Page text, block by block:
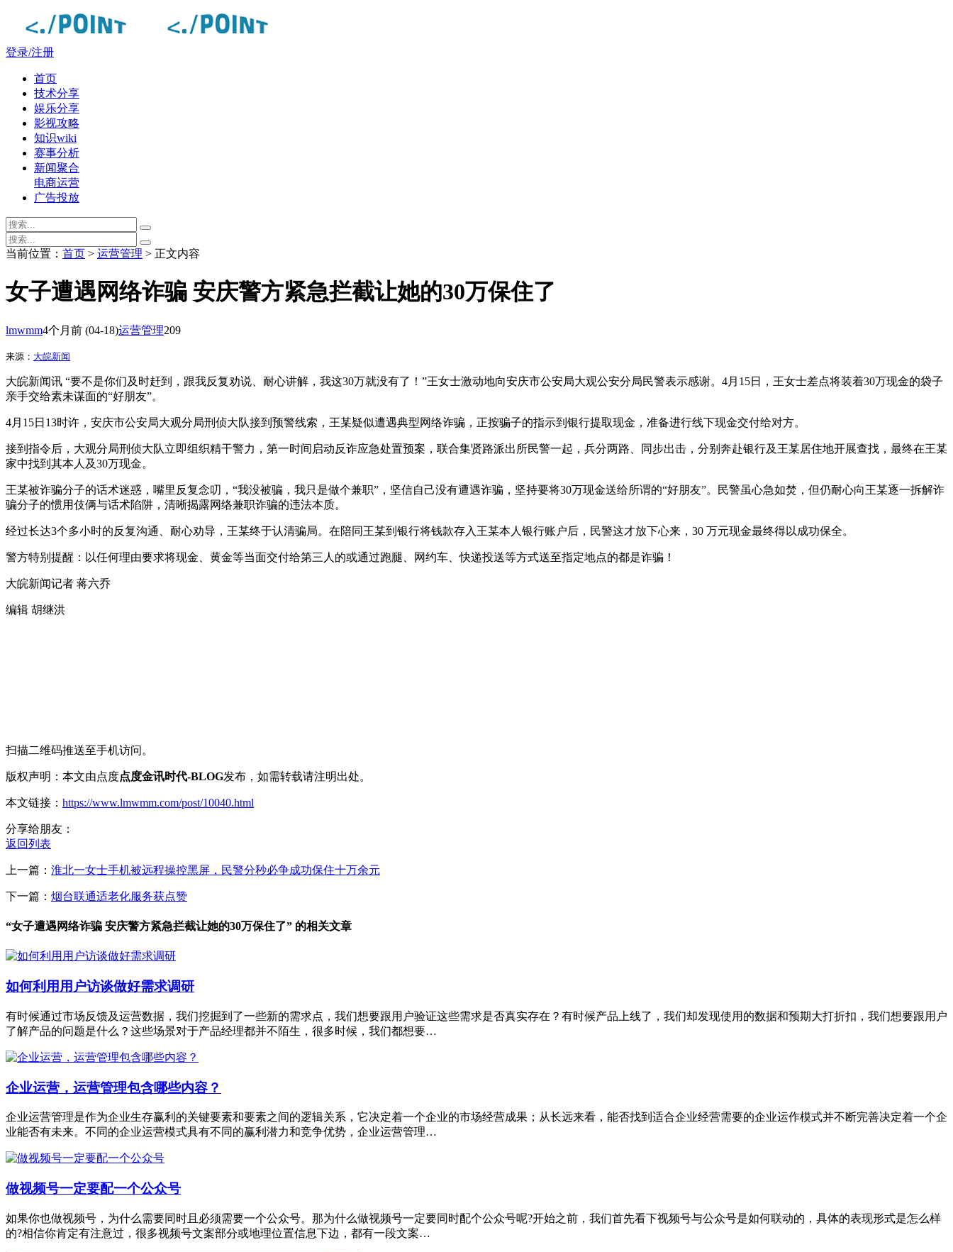
登录/注册
首页
技术分享
娱乐分享
影视攻略
知识wiki
赛事分析
新闻聚合
电商运营
广告投放
当前位置： 首页 > 运营管理 > 正文内容
女子遭遇网络诈骗 安庆警方紧急拦截让她的30万保住了
lmwmm4个月前 (04-18)运营管理209
来源： 大皖新闻
大皖新闻讯 “要不是你们及时赶到，跟我反复劝说、耐心讲解，我这30万就没有了！”王女士激动地向安庆市公安局大观公安分局民警表示感谢。4月15日，王女士差点将装着30万现金的袋子
亲手交给素未谋面的“好朋友”。
4月15日13时许，安庆市公安局大观分局刑侦大队接到预警线索，王某疑似遭遇典型网络诈骗，正按骗子的指示到银行提取现金，准备进行线下现金交付给对方。
接到指令后，大观分局刑侦大队立即组织精干警力，第一时间启动反诈应急处置预案，联合集贤路派出所民警一起，兵分两路、同步出击，分别奔赴银行及王某居住地开展查找，最终在王某
家中找到其本人及30万现金。
王某被诈骗分子的话术迷惑，嘴里反复念叨，“我没被骗，我只是做个兼职”，坚信自己没有遭遇诈骗，坚持要将30万现金送给所谓的“好朋友”。民警虽心急如焚，但仍耐心向王某逐一拆解诈
骗分子的惯用伎俩与话术陷阱，清晰揭露网络兼职诈骗的违法本质。
经过长达3个多小时的反复沟通、耐心劝导，王某终于认清骗局。在陪同王某到银行将钱款存入王某本人银行账户后，民警这才放下心来，30 万元现金最终得以成功保全。
警方特别提醒：以任何理由要求将现金、黄金等当面交付给第三人的或通过跑腿、网约车、快递投送等方式送至指定地点的都是诈骗！
大皖新闻记者 蒋六乔
编辑 胡继洪
扫描二维码推送至手机访问。
版权声明：本文由点度点度金讯时代-BLOG发布，如需转载请注明出处。
本文链接： https://www.lmwmm.com/post/10040.html
分享给朋友：
返回列表
上一篇： 淮北一女士手机被远程操控黑屏，民警分秒必争成功保住十万余元
下一篇： 烟台联通适老化服务获点赞
“女子遭遇网络诈骗 安庆警方紧急拦截让她的30万保住了” 的相关文章
如何利用用户访谈做好需求调研
有时候通过市场反馈及运营数据，我们挖掘到了一些新的需求点，我们想要跟用户验证这些需求是否真实存在？有时候产品上线了，我们却发现使用的数据和预期大打折扣，我们想要跟用户
了解产品的问题是什么？这些场景对于产品经理都并不陌生，很多时候，我们都想要…
企业运营，运营管理包含哪些内容？
企业运营管理是作为企业生存赢利的关键要素和要素之间的逻辑关系，它决定着一个企业的市场经营成果；从长远来看，能否找到适合企业经营需要的企业运作模式并不断完善决定着一个企
业能否有未来。不同的企业运营模式具有不同的赢利潜力和竞争优势，企业运营管理…
做视频号一定要配一个公众号
如果你也做视频号，为什么需要同时且必须需要一个公众号。那为什么做视频号一定要同时配个公众号呢?开始之前，我们首先看下视频号与公众号是如何联动的，具体的表现形式是怎么样
的?相信你肯定有注意过，很多视频号文案部分或地理位置信息下边，都有一段文案…